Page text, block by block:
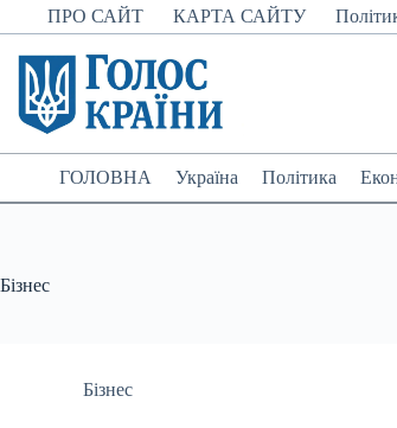
Перейти
до
вмісту
ПРО САЙТ КАРТА САЙТУ
ГОЛОВНА Україна Політика
Бізнес
Бізнес